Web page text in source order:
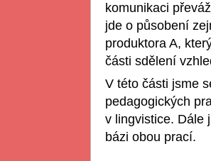
komunikaci
jde o působení
produktora A,
části sdělení
V této části jsme
pedagogických
v lingvistice. Dále
bázi obou prací.